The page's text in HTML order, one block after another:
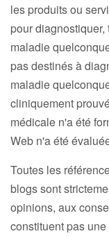
les produits ou
pour
maladie
pas destinés à
maladie
cliniquement
médicale n'a été
Web n'a été
Toutes les
blogs sont
opinions, aux
constituent pas